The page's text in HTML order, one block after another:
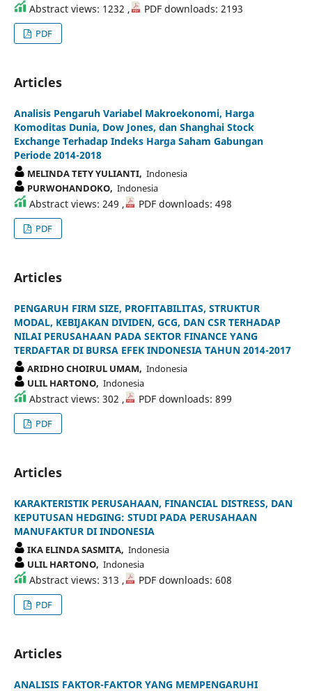
Abstract views: 1232 , PDF downloads: 2193
PDF
Articles
Analisis Pengaruh Variabel Makroekonomi, Harga
Komoditas Dunia, Dow Jones, dan Shanghai Stock
Exchange Terhadap Indeks Harga Saham Gabungan
Periode 2014-2018
MELINDA TETY YULIANTI, Indonesia
PURWOHANDOKO, Indonesia
Abstract views: 249 , PDF downloads: 498
PDF
Articles
PENGARUH FIRM SIZE, PROFITABILITAS, STRUKTUR
MODAL, KEBIJAKAN DIVIDEN, GCG, DAN CSR TERHADAP
NILAI PERUSAHAAN PADA SEKTOR FINANCE YANG
TERDAFTAR DI BURSA EFEK INDONESIA TAHUN 2014-2017
ARIDHO CHOIRUL UMAM, Indonesia
ULIL HARTONO, Indonesia
Abstract views: 302 , PDF downloads: 899
PDF
Articles
KARAKTERISTIK PERUSAHAAN, FINANCIAL DISTRESS, DAN
KEPUTUSAN HEDGING: STUDI PADA PERUSAHAAN
MANUFAKTUR DI INDONESIA
IKA ELINDA SASMITA, Indonesia
ULIL HARTONO, Indonesia
Abstract views: 313 , PDF downloads: 608
PDF
Articles
ANALISIS FAKTOR-FAKTOR YANG MEMPENGARUHI